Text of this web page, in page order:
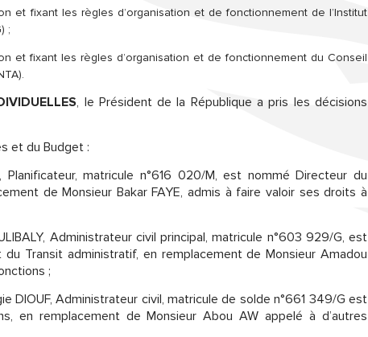
et fixant les règles d’organisation et de fonctionnement de l’Institut
;
et fixant les règles d’organisation et de fonctionnement du Conseil
, le Président de la République a pris les décisions
et du Budget :
Planificateur, matricule n°616 020/M, est nommé Directeur du
de Monsieur Bakar FAYE, admis à faire valoir ses droits à
Administrateur civil principal, matricule n°603 929/G, est
Transit administratif, en remplacement de Monsieur Amadou
;
DIOUF, Administrateur civil, matricule de solde n°661 349/G est
en remplacement de Monsieur Abou AW appelé à d’autres